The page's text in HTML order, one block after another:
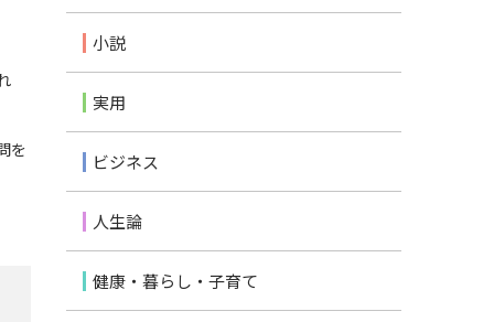
を
小説
実用
ビジネス
人生論
健康・暮らし・子育て